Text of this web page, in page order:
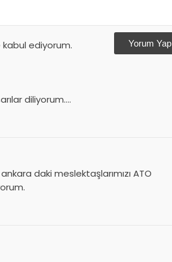
ediyorum. Yorum Yap
diliyorum….
daki meslektaşlarımızı ATO